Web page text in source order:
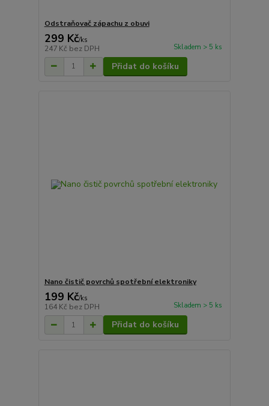
Odstraňovač zápachu z obuvi
299 Kč/ks
247 Kč bez DPH Skladem > 5 ks
Přidat do košíku
Nano čistič povrchů spotřební elektroniky
199 Kč/ks
164 Kč bez DPH Skladem > 5 ks
Přidat do košíku